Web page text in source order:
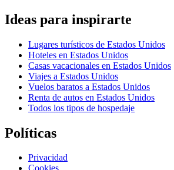
Ideas para inspirarte
Lugares turísticos de Estados Unidos
Hoteles en Estados Unidos
Casas vacacionales en Estados Unidos
Viajes a Estados Unidos
Vuelos baratos a Estados Unidos
Renta de autos en Estados Unidos
Todos los tipos de hospedaje
Políticas
Privacidad